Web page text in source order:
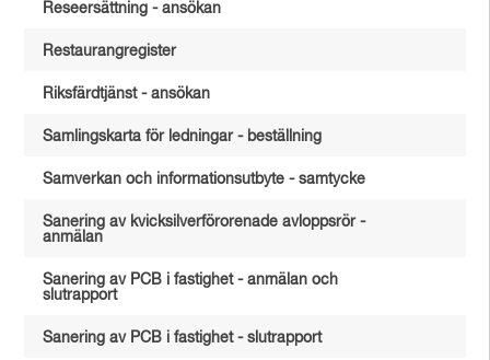
Reseersättning - ansökan
Restaurangregister
Riksfärdtjänst - ansökan
Samlingskarta för ledningar - beställning
Samverkan och informationsutbyte - samtycke
Sanering av kvicksilverförorenade avloppsrör -
anmälan
Sanering av PCB i fastighet - anmälan och
slutrapport
Sanering av PCB i fastighet - slutrapport